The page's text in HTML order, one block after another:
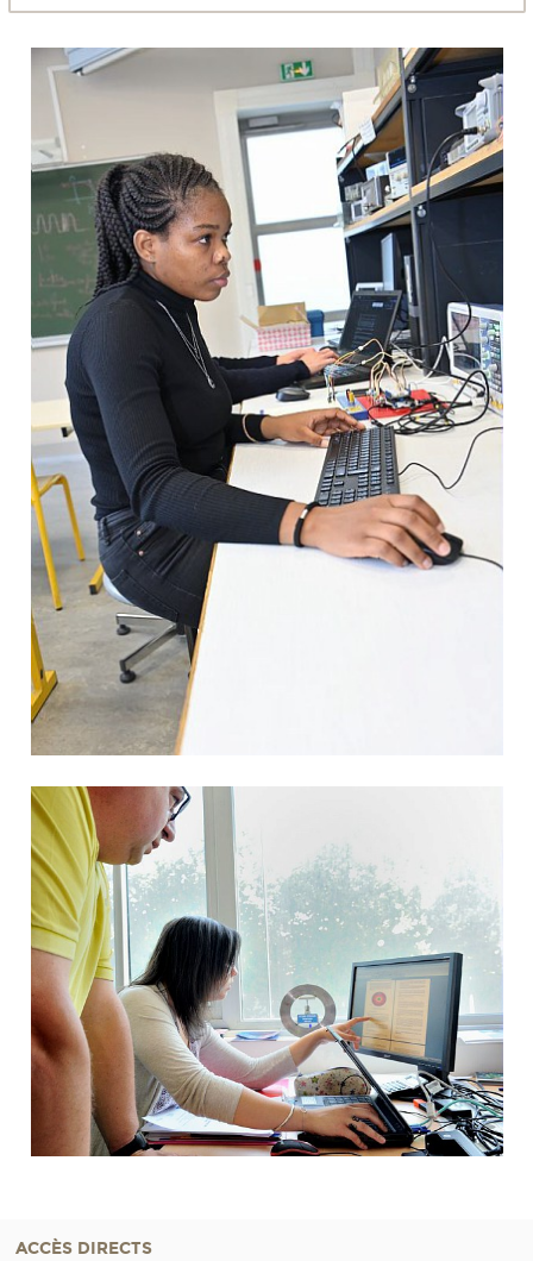
ACCÈS DIRECTS